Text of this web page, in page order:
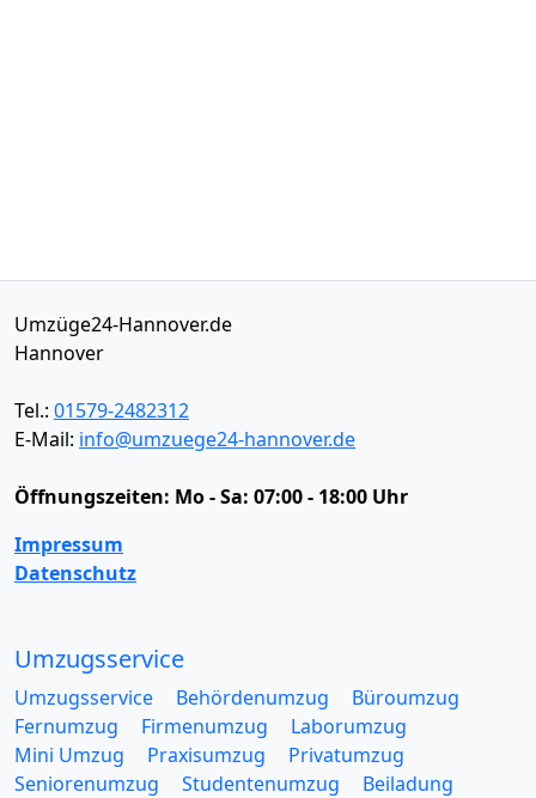
Umzüge24-Hannover.de
Hannover
Tel.: 01579-2482312
E-Mail: info@umzuege24-hannover.de
Öffnungszeiten: Mo - Sa: 07:00 - 18:00 Uhr
Impressum
Datenschutz
Umzugsservice
Umzugsservice Behördenumzug
Büroumzug
Fernumzug
Firmenumzug
Laborumzug
Mini Umzug
Praxisumzug
Privatumzug
Seniorenumzug
Studentenumzug
Beiladung